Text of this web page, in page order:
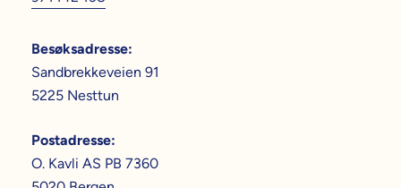
Besøksadresse:
Sandbrekkeveien 91
5225 Nesttun
Postadresse:
O. Kavli AS PB 7360